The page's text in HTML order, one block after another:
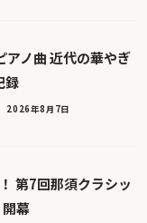
アノ曲 近代の華やぎ
録
2026年8月7日
第7回那須クラシッ
幕